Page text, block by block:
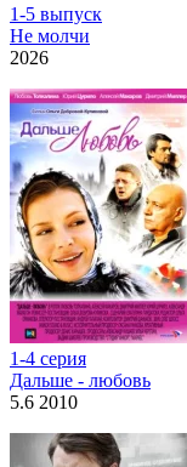
1-5 выпуск
Не молчи
2026
1-4 серия
Дальше - любовь
5.6 2010